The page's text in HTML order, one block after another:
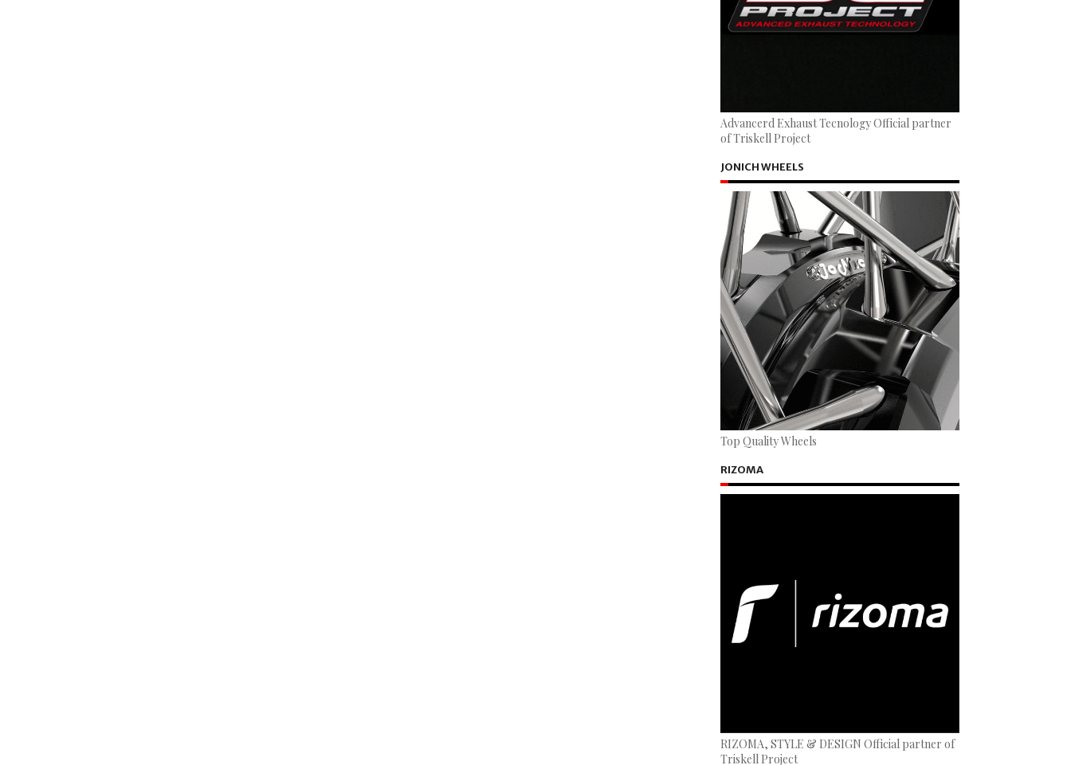
Advancerd Exhaust Tecnology Official partner
of Triskell Project
JONICH WHEELS
Top Quality Wheels
RIZOMA
RIZOMA, STYLE & DESIGN Official partner of
Triskell Project